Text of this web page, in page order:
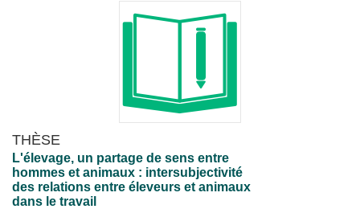
THÈSE
L'élevage, un partage de sens entre
hommes et animaux : intersubjectivité
des relations entre éleveurs et animaux
dans le travail